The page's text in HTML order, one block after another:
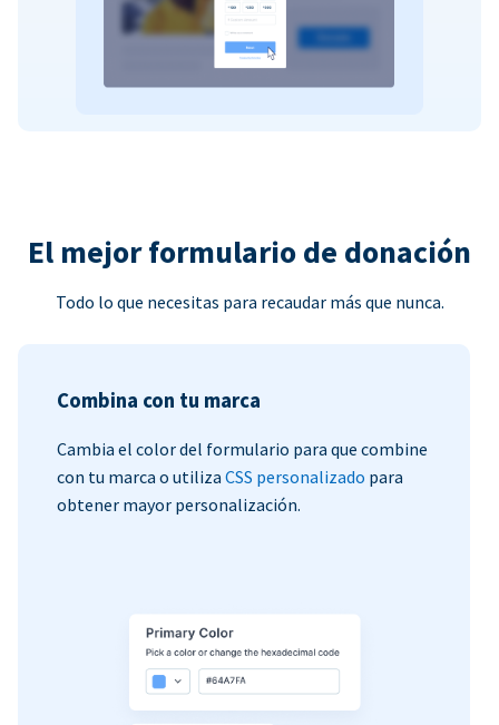
El mejor formulario de donación
Todo lo que necesitas para recaudar más que nunca.
Combina con tu marca
Cambia el color del formulario para que combine
con tu marca o utiliza CSS personalizado para
obtener mayor personalización.